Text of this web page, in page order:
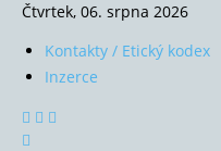
Čtvrtek, 06. srpna 2026
Kontakty / Etický kodex
Inzerce